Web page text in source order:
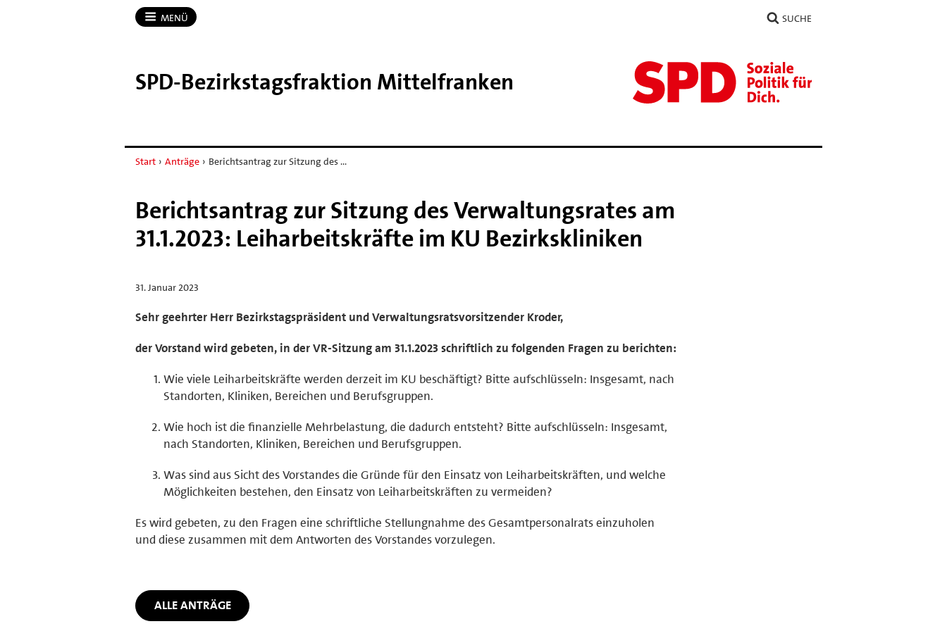
MENÜ SUCHE
SPD-​Bezirkstagsfraktion Mittelfranken
Start › Anträge › Berichtsantrag zur Sitzung des …
Berichtsantrag zur Sitzung des Verwaltungsrates am
31.1.2023: Leiharbeitskräfte im KU Bezirkskliniken
31. Januar 2023
Sehr geehrter Herr Bezirkstagspräsident und Verwaltungsratsvorsitzender Kroder,
der Vorstand wird gebeten, in der VR-Sitzung am 31.1.2023 schriftlich zu folgenden Fragen zu berichten:
Wie viele Leiharbeitskräfte werden derzeit im KU beschäftigt? Bitte aufschlüsseln: Insgesamt, nach
Standorten, Kliniken, Bereichen und Berufsgruppen.
Wie hoch ist die finanzielle Mehrbelastung, die dadurch entsteht? Bitte aufschlüsseln: Insgesamt,
nach Standorten, Kliniken, Bereichen und Berufsgruppen.
Was sind aus Sicht des Vorstandes die Gründe für den Einsatz von Leiharbeitskräften, und welche
Möglichkeiten bestehen, den Einsatz von Leiharbeitskräften zu vermeiden?
Es wird gebeten, zu den Fragen eine schriftliche Stellungnahme des Gesamtpersonalrats einzuholen
und diese zusammen mit dem Antworten des Vorstandes vorzulegen.
ALLE ANTRÄGE